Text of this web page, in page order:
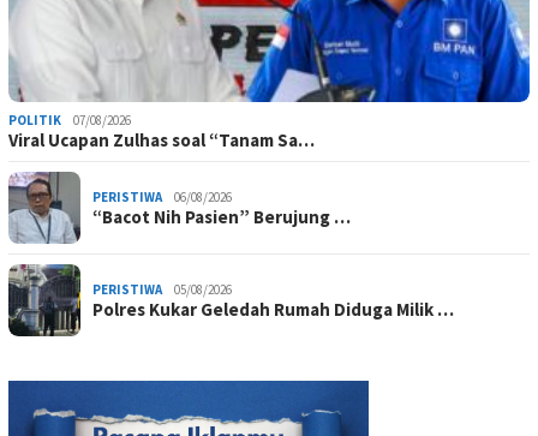
POLITIK 07/08/2026
Viral Ucapan Zulhas soal “Tanam Sa…
PERISTIWA 06/08/2026
“Bacot Nih Pasien” Berujung …
PERISTIWA 05/08/2026
Polres Kukar Geledah Rumah Diduga Milik …